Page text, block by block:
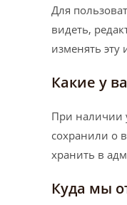
Для
видеть,
изменять
Какие у
При наличии
сохранили о
хранить в
Куда мы